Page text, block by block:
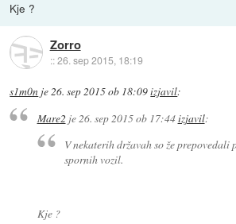
Kje ?
Zorro
::26. sep 2015, 18:19
s1m0n je26. sep 2015 ob 18:09izjavil:
Mare2je26. sep 2015 ob 17:44izjavil:
V nekaterih državah so že prepovedali
spornih vozil.
Kje ?